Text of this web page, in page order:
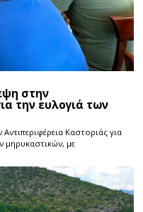
στην
την ευλογιά των
Καστοριάς για
μηρυκαστικών, με